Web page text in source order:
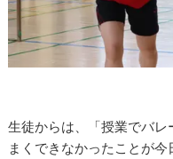
生徒からは、「授業でバレ
まくできなかったことが